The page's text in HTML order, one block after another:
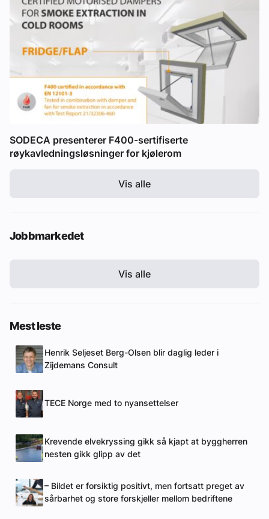
SODECA presenterer F400-sertifiserte
røykavledningsløsninger for kjølerom
Vis alle
Jobbmarkedet
Vis alle
Mest leste
Henrik Seljeset Berg-Olsen blir daglig leder i
Zijdemans Consult
TECE Norge med to nyansettelser
Krevende elvekryssing gikk så kjapt at byggherren
nesten gikk glipp av det
– Bildet er forsiktig positivt, men fortsatt preget av
sårbarhet og store forskjeller mellom bedriftene